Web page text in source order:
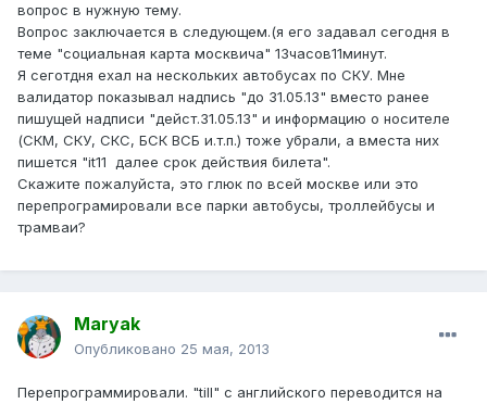
вопрос в нужную тему.
Вопрос заключается в следующем.(я его задавал сегодня в
теме "социальная карта москвича" 13часов11минут.
Я сеготдня ехал на нескольких автобусах по СКУ. Мне
валидатор показывал надпись "до 31.05.13" вместо ранее
пишущей надписи "дейст.31.05.13" и информацию о носителе
(СКМ, СКУ, СКС, БСК ВСБ и.т.п.) тоже убрали, а вместа них
пишется "it11 далее срок действия билета".
Скажите пожалуйста, это глюк по всей москве или это
перепрограмировали все парки автобусы, троллейбусы и
трамваи?
Maryak
Опубликовано 25 мая, 2013
Перепрограммировали. "till" с английского переводится на